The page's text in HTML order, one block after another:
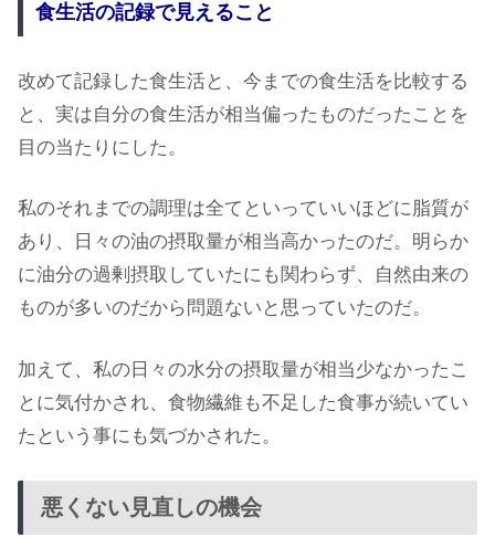
食生活の記録で見えること
改めて記録した食生活と、今までの食生活を比較する
と、実は自分の食生活が相当偏ったものだったことを
目の当たりにした。
私のそれまでの調理は全てといっていいほどに脂質が
あり、日々の油の摂取量が相当高かったのだ。明らか
に油分の過剰摂取していたにも関わらず、自然由来の
ものが多いのだから問題ないと思っていたのだ。
加えて、私の日々の水分の摂取量が相当少なかったこ
とに気付かされ、食物繊維も不足した食事が続いてい
たという事にも気づかされた。
悪くない見直しの機会